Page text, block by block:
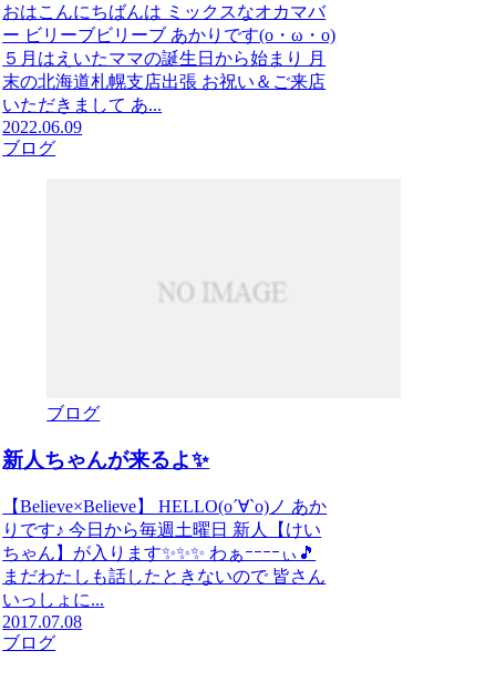
おはこんにちばんは ミックスなオカマバ
ー ビリーブビリーブ あかりです(o・ω・o)
５月はえいたママの誕生日から始まり 月
末の北海道札幌支店出張 お祝い＆ご来店
いただきまして あ...
2022.06.09
ブログ
ブログ
新人ちゃんが来るよ✨
【Believe×Believe】 HELLO(о´∀`о)ノ あか
りです♪ 今日から毎週土曜日 新人【けい
ちゃん】が入ります✨✨✨ わぁｰｰｰｰぃ🎵
まだわたしも話したときないので 皆さん
いっしょに...
2017.07.08
ブログ